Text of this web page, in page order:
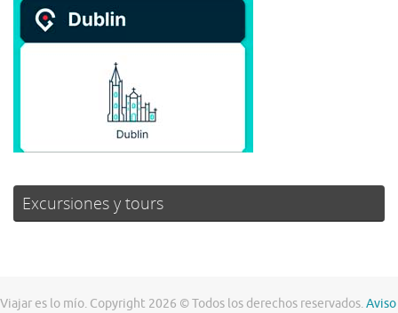
Excursiones y tours
Viajar es lo mío. Copyright 2026 © Todos los derechos reservados.Aviso